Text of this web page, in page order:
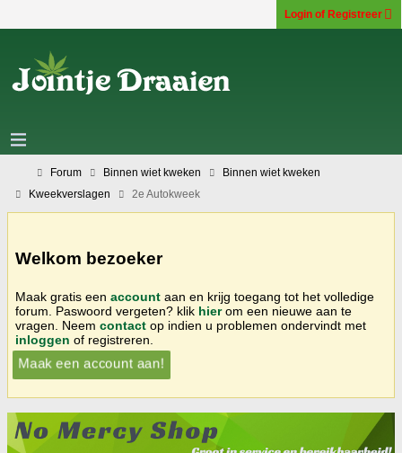
Login of Registreer
Forum Binnen wiet kweken
Binnen wiet kweken
Kweekverslagen
2e Autokweek
Welkom bezoeker
Maak gratis een account aan en krijg toegang tot het volledige
forum. Paswoord vergeten? klik hierom een nieuwe aan te
vragen. Neem contact op indien u problemen ondervindt met
inloggen of registreren.
Maak een account aan!